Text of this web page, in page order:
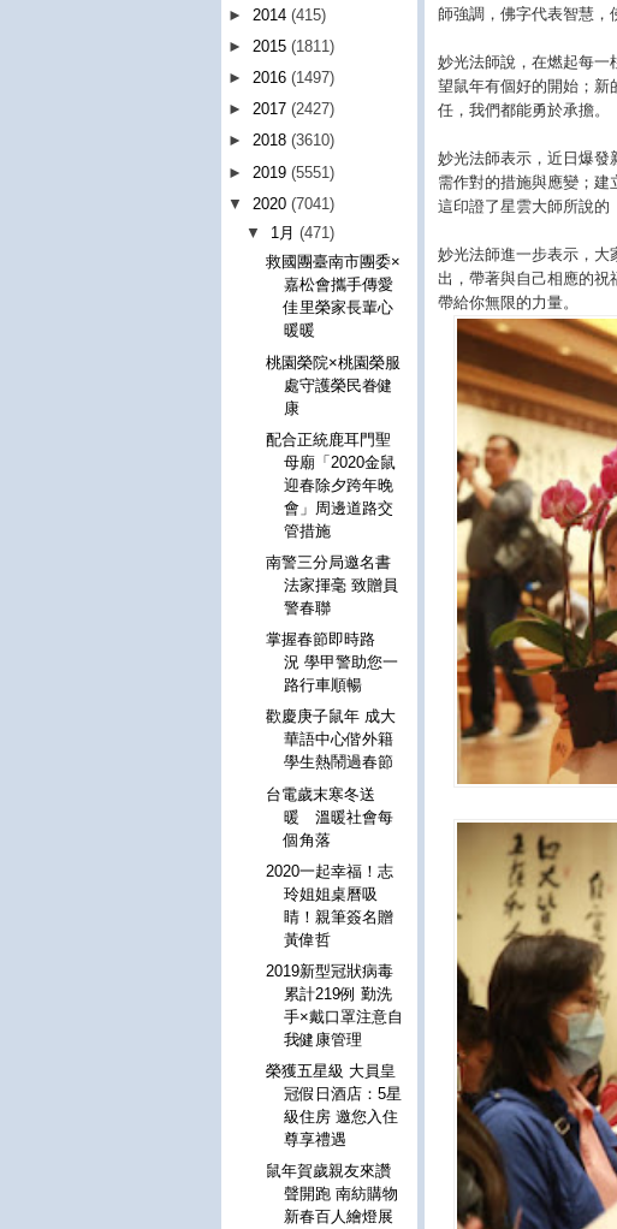
師強調，佛字代表智慧，
妙光法師說，在燃起每一
望鼠年有個好的開始；新
任，我們都能勇於承擔。
妙光法師表示，近日爆發
需作對的措施與應變；建
這印證了星雲大師所說的
妙光法師進一步表示，大
出，帶著與自己相應的祝
帶給你無限的力量。
► 2014 (415)
► 2015 (1811)
► 2016 (1497)
► 2017 (2427)
► 2018 (3610)
► 2019 (5551)
▼ 2020 (7041)
▼ 1月(471)
救國團臺南市團委×
嘉松會攜手傳愛
佳里榮家長輩心
暖暖
桃園榮院×桃園榮服
處守護榮民眷健
康
配合正統鹿耳門聖
母廟「2020金鼠
迎春除夕跨年晚
會」周邊道路交
管措施
南警三分局邀名書
法家揮毫 致贈員
警春聯
掌握春節即時路
況 學甲警助您一
路行車順暢
歡慶庚子鼠年 成大
華語中心偕外籍
學生熱鬧過春節
台電歲末寒冬送
暖 溫暖社會每
個角落
2020一起幸福！志
玲姐姐桌曆吸
睛！親筆簽名贈
黃偉哲
2019新型冠狀病毒
累計219例 勤洗
手×戴口罩注意自
我健康管理
榮獲五星級 大員皇
冠假日酒店：5星
級住房 邀您入住
尊享禮遇
鼠年賀歲親友來讚
聲開跑 南紡購物
新春百人繪燈展